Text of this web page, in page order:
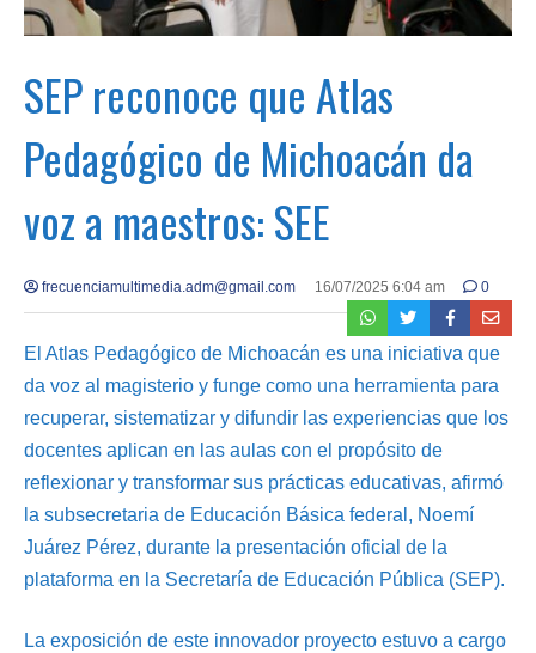
SEP reconoce que Atlas
Pedagógico de Michoacán da
voz a maestros: SEE
frecuenciamultimedia.adm@gmail.com 16/07/2025 6:04 am 0
El Atlas Pedagógico de Michoacán es una iniciativa que
da voz al magisterio y funge como una herramienta para
recuperar, sistematizar y difundir las experiencias que los
docentes aplican en las aulas con el propósito de
reflexionar y transformar sus prácticas educativas, afirmó
la subsecretaria de Educación Básica federal, Noemí
Juárez Pérez, durante la presentación oficial de la
plataforma en la Secretaría de Educación Pública (SEP).
La exposición de este innovador proyecto estuvo a cargo